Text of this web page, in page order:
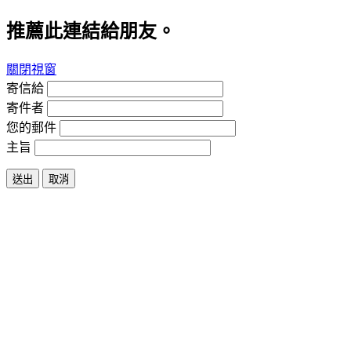
推薦此連結給朋友。
關閉視窗
寄信給
寄件者
您的郵件
主旨
送出 取消